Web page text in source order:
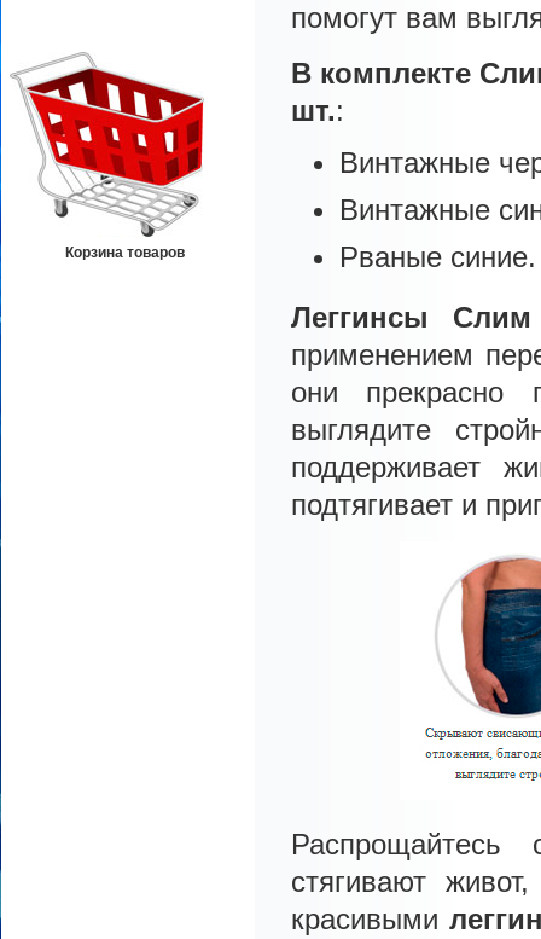
Корзина товаров
помогут вам
В комплекте
шт.:
Винтажные
Винтажные
Рваные синие.
Леггинсы
применением
они
выглядите
поддерживает
подтягивает и
стягивают
красивыми